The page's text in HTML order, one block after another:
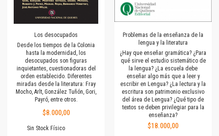
Los desocupados
Desde los tiempos de la Colonia
hasta la modernidad, los
desocupados son figuras
inquietantes, cuestionadoras del
orden establecido. Diferentes
miradas desde la literatura: Fray
Mocho, Arlt, González Tuñón, Gori,
Payró, entre otros.
$8.000,00
Sin Stock Físico
Problemas de la enseñanza de la
lengua y la literatura
¿Hay que enseñar gramática? ¿Para
qué sirve el estudio sistemático de
la lengua? ¿La escuela debe
enseñar algo más que a leer y
escribir en Lengua? ¿La lectura y la
escritura son patrimonio exclusivo
del área de Lengua? ¿Qué tipo de
textos se deben privilegiar para la
enseñanza?
$18.000,00